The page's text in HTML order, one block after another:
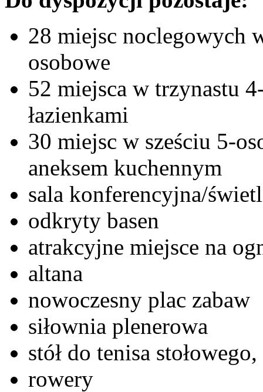
28 miejsc noclegowych
osobowe
52 miejsca w trzynastu
łazienkami
30 miejsc w sześciu 5-
aneksem kuchennym
sala konferencyjna/
odkryty basen
atrakcyjne miejsce na
altana
nowoczesny plac zabaw
siłownia plenerowa
stół do tenisa
rowery